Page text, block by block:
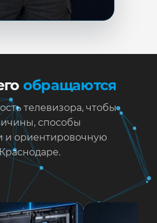
обращаются
телевизора, чтобы
способы
и ориентировочную